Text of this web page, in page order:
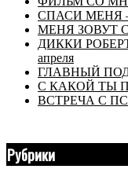
СПАСИ МЕНЯ
МЕНЯ ЗОВУТ
ДИККИ
апреля
ГЛАВНЫЙ
С КАКОЙ ТЫ
ВСТРЕЧА С
Рубрики